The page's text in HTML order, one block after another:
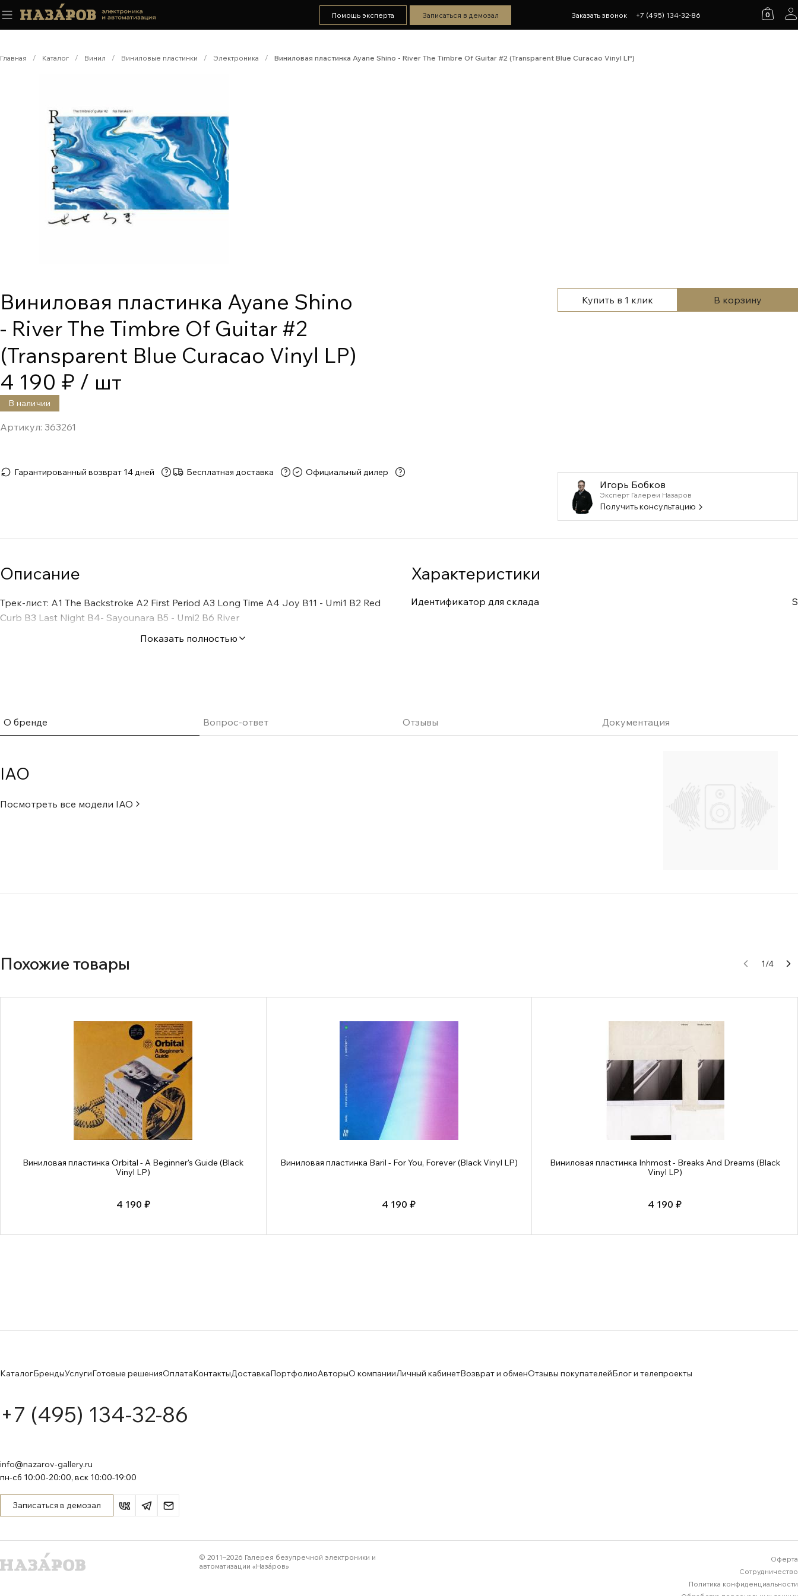
Помощь эксперта Записаться в демозал Заказать звонок +7 (495) 134-32-86 0
Главная / Каталог / Винил / Виниловые пластинки / Электроника / Виниловая пластинка Ayane Shino - River The Timbre Of Guitar #2 (Transparent Blue Curacao Vinyl LP)
Виниловая пластинка Ayane Shino
- River The Timbre Of Guitar #2
(Transparent Blue Curacao Vinyl LP)
4 190 ₽ / шт
В наличии
Артикул: 363261
Игорь Бобков
Эксперт Галереи Назаров
Получить консультацию
Гарантированный возврат 14 дней Бесплатная доставка Официальный дилер
Купить в 1 клик В корзину
Описание
Трек-лист: A1 The Backstroke A2 First Period A3 Long Time A4 Joy B11 - Umi1 B2 Red
Curb B3 Last Night B4- Sayounara B5 - Umi2 B6 River
Показать полностью
Характеристики
Идентификатор для склада S
О бренде Вопрос-ответ Отзывы Документация
IAO
Посмотреть все модели IAO
Похожие товары 1/4
Виниловая пластинка Orbital - A Beginner's Guide (Black
Vinyl LP)
4 190 ₽
Виниловая пластинка Baril - For You, Forever (Black Vinyl LP)
4 190 ₽
Виниловая пластинка Inhmost - Breaks And Dreams (Black
Vinyl LP)
4 190 ₽
КаталогБрендыУслугиГотовые решенияОплатаКонтактыДоставкаПортфолиоАвторыО компанииЛичный кабинетВозврат и обменОтзывы покупателейБлог и телепроекты
+7 (495) 134-32-86
info@nazarov-gallery.ru
пн-сб 10:00-20:00, вск 10:00-19:00
Записаться в демозал
© 2011–2026 Галерея безупречной электроники и
автоматизации «Назáров»
Оферта
Сотрудничество
Политика конфиденциальности